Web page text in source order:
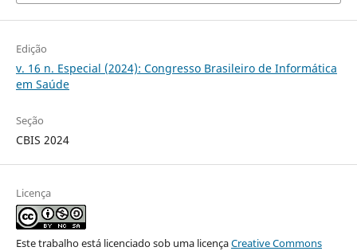
Edição
v. 16 n. Especial (2024): Congresso Brasileiro de Informática
em Saúde
Seção
CBIS 2024
Licença
Este trabalho está licenciado sob uma licençaCreative Commons